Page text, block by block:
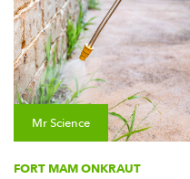
Mr Science
FORT MAM ONKRAUT